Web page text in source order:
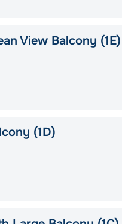
View Balcony (1E)
(1D)